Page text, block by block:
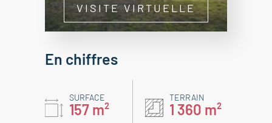
VISITE VIRTUELLE
En chiffres
SURFACE
157 m²
TERRAIN
1 360 m²